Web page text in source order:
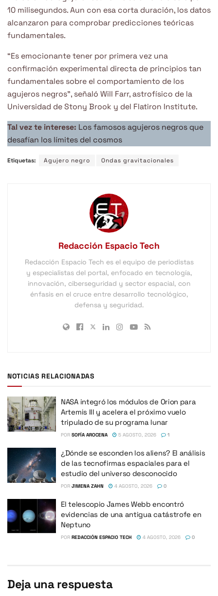
10 milisegundos. Aun con esa corta duración, los datos
alcanzaron para comprobar predicciones teóricas
fundamentales.
“Es emocionante tener por primera vez una
confirmación experimental directa de principios tan
fundamentales sobre el comportamiento de los
agujeros negros”, señaló Will Farr, astrofísico de la
Universidad de Stony Brook y del Flatiron Institute.
Tal vez te interese: Los famosos agujeros negros que
desafían los límites del cosmos
Etiquetas: Agujero negro Ondas gravitacionales
Redacción Espacio Tech
Redacción Espacio Tech es el equipo de periodistas
y especialistas del portal, enfocado en tecnología,
innovación, ciberseguridad y sector espacial, con
énfasis en el cruce entre desarrollo tecnológico,
defensa y seguridad.
NOTICIAS RELACIONADAS
NASA integró los módulos de Orion para
Artemis III y acelera el próximo vuelo
tripulado de su programa lunar
POR SOFÍA AROCENA 5 AGOSTO, 2026 1
¿Dónde se esconden los aliens? El análisis
de las tecnofirmas espaciales para el
estudio del universo desconocido
POR JIMENA ZAHN 4 AGOSTO, 2026 0
El telescopio James Webb encontró
evidencias de una antigua catástrofe en
Neptuno
POR REDACCIÓN ESPACIO TECH 4 AGOSTO, 2026 0
Deja una respuesta